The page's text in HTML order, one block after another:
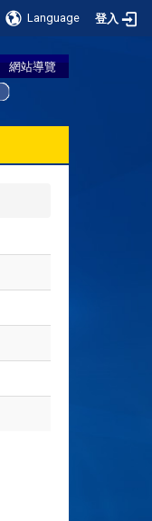
Language 登入
網站導覽